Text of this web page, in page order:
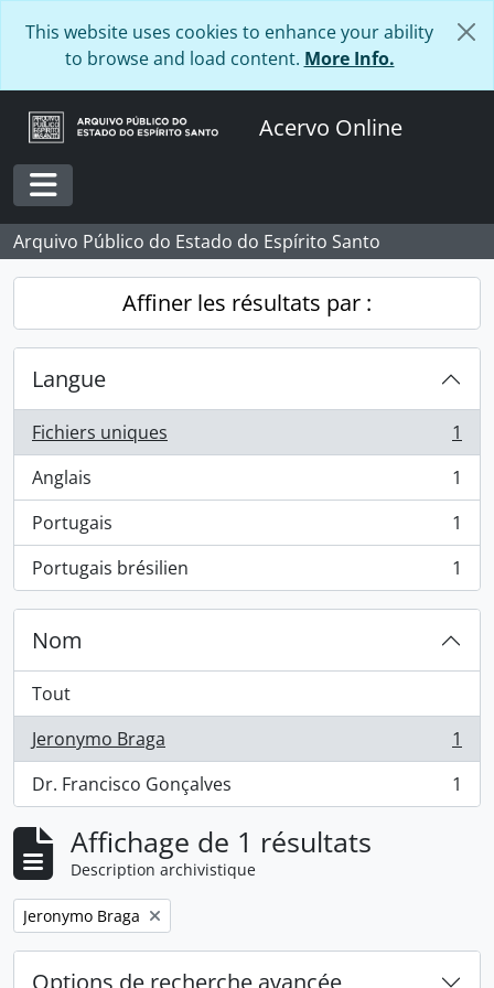
This website uses cookies to enhance your ability
to browse and load content. More Info.
Acervo Online
Toggle navigation
Arquivo Público do Estado do Espírito Santo
Affiner les résultats par :
Langue
Fichiers uniques
, 1 résultats
1
Anglais
, 1 résultats
1
Portugais
, 1 résultats
1
Portugais brésilien
, 1 résultats 1
Nom
Tout
Jeronymo Braga
, 1 résultats
1
Dr. Francisco Gonçalves
, 1 résultats 1
Affichage de 1 résultats
Description archivistique
Remove filter:
Jeronymo Braga
Options de recherche avancée